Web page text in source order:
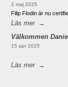
2 maj 2025
Filip Flodin är nu
Läs mer
Välkommen
15 apr 2025
...
Läs mer